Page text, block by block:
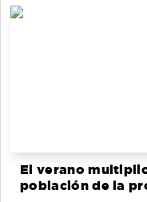
El verano
población de la